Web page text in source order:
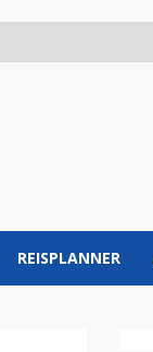
REISPLANNER